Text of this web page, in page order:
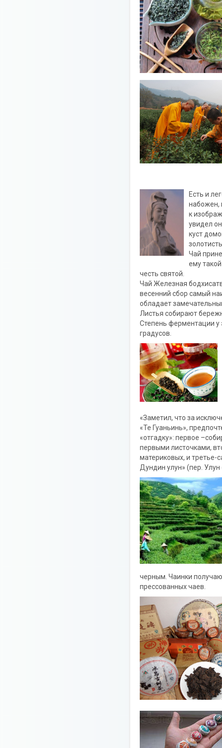
Есть и
набожен,
к
увидел
куст
Чай
ему
честь святой.
Чай Железная
весенний сбор самый
обладает
Листья собирают
Степень ферментации у
градусов.
«Заметил, что за
«Те Гуаньинь»,
«отгадку»: первое
первыми листочками,
материковых, и третье-
Дундин улун» (пер. Улун
черным. Чаинки
прессованных чаев.